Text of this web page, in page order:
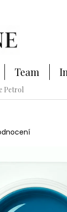
Team
Petrol